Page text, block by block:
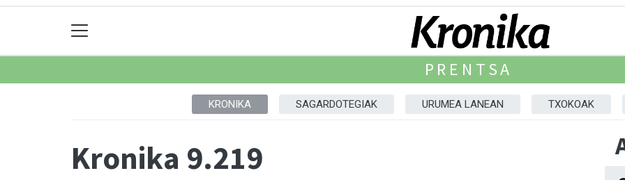
PRENTSA
KRONIKA SAGARDOTEGIAK URUMEA LANEAN TXOKOAK
Kronika 9.219